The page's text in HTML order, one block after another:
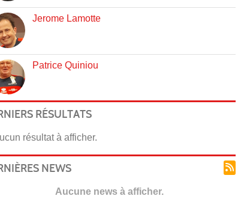
Jerome Lamotte
Patrice Quiniou
RÉSULTATS
résultat à afficher.
NEWS
Aucune news à afficher.